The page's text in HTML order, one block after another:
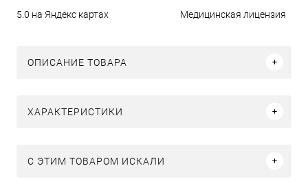
5.0 на Яндекс картах Медицинская лицензия
ОПИСАНИЕ ТОВАРА
ХАРАКТЕРИСТИКИ
C ЭТИМ ТОВАРОМ ИСКАЛИ